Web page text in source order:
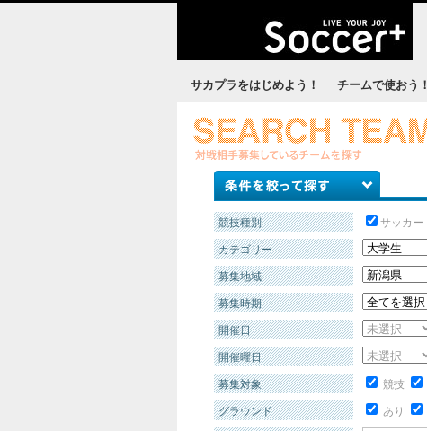
サカプラをはじめよう！ チームで使おう！
競技種別 サッカー
カテゴリー
募集地域
募集時期
開催日
開催曜日
募集対象 競技
グラウンド あり